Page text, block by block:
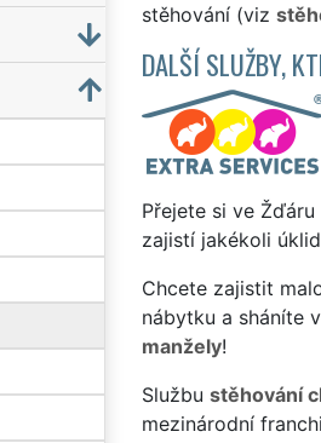
stěhování (viz
DALŠÍ SLUŽBY,
Přejete si ve
zajistí jakékoli
Chcete zajistit
nábytku a sháníte
manžely!
Službu stěhování
mezinárodní